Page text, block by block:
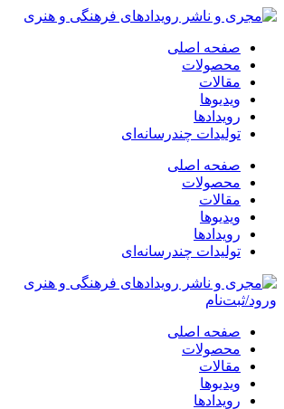
پرش
محتوا
صفحه اصلی
محصولات
مقالات
ویدیوها
رویدادها
تولیدات چندرسانه‌ای
صفحه اصلی
محصولات
مقالات
ویدیوها
رویدادها
تولیدات چندرسانه‌ای
ورود/ثبت‌نام
صفحه اصلی
محصولات
مقالات
ویدیوها
رویدادها